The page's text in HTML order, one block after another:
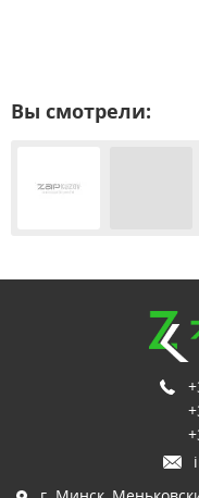
Вы смотрели: